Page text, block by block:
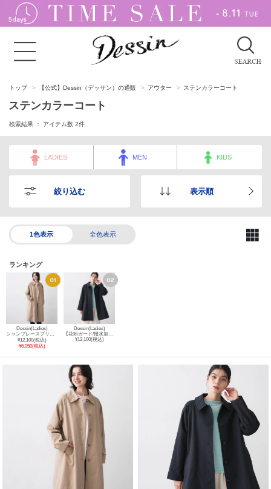
トップ 【公式】Dessin（デッサン）の通販 アウター ステンカラーコート
ステンカラーコート
検索結果 ： アイテム数 2件
LADIES MEN KIDS
絞り込む 表示順
1色表示 全色表示
ランキング
Dessin(Ladies)
シャンブレースプリングコート
¥12,100(税込)
¥6,050(税込)
Dessin(Ladies)
【花粉ガード/撥水加工/洗える】ステンカラースプリングコート
¥12,100(税込)